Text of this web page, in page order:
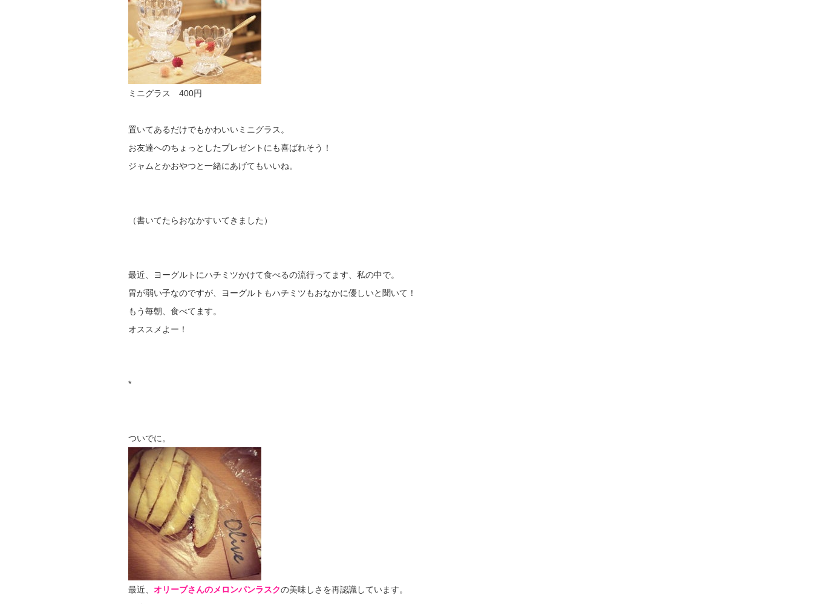
ミニグラス 400円
置いてあるだけでもかわいいミニグラス。
お友達へのちょっとしたプレゼントにも喜ばれそう！
ジャムとかおやつと一緒にあげてもいいね。
（書いてたらおなかすいてきました）
最近、ヨーグルトにハチミツかけて食べるの流行ってます、私の中で。
胃が弱い子なのですが、ヨーグルトもハチミツもおなかに優しいと聞いて！
もう毎朝、食べてます。
オススメよー！
*
ついでに。
最近、 オリ ーブさんのメロンパンラスクの美味しさを再認識しています。